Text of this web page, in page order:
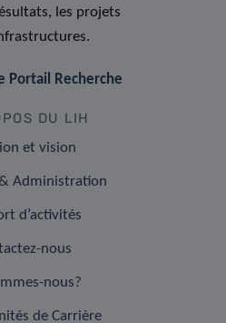
les projets
Portail Recherche
DU LIH
et vision
Administration
d’activités
nous
nous?
de Carrière